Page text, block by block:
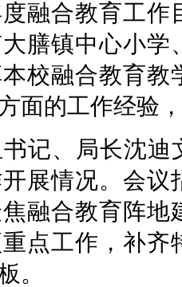
融合教育工
膳镇中心小
校融合教育
面的工作经验
记、局长沈
展情况。会
融合教育阵
点工作，补
。